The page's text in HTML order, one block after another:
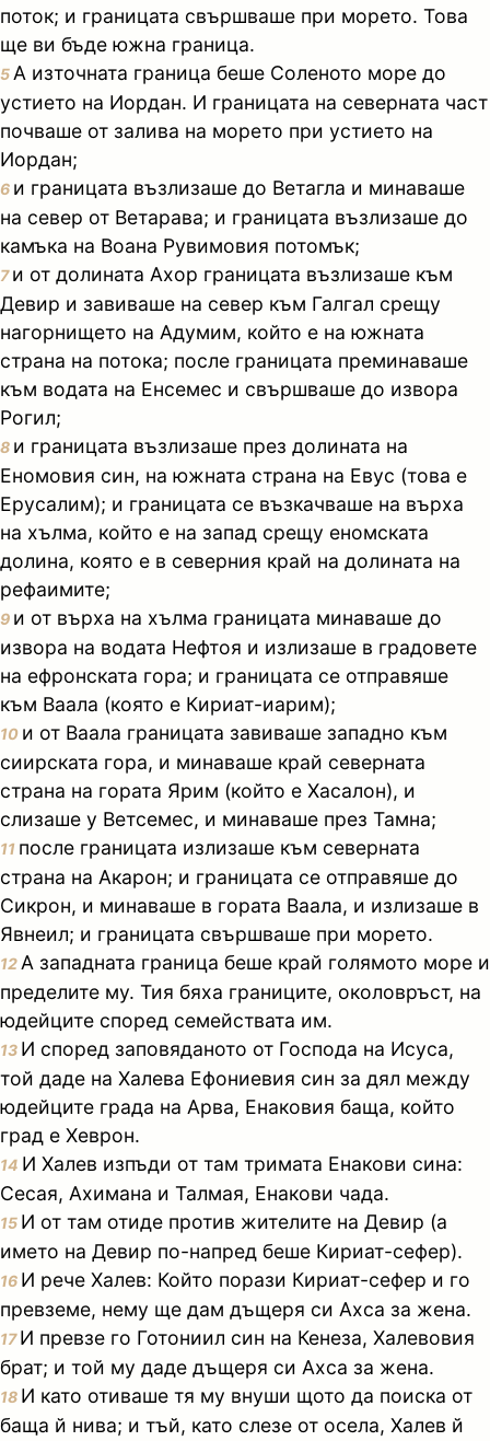
поток; и границата свършваше при морето. Това
ще ви бъде южна граница.
5 А източната граница беше Соленото море до
устието на Иордан. И границата на северната част
почваше от залива на морето при устието на
Иордан;
6 и границата възлизаше до Ветагла и минаваше
на север от Ветарава; и границата възлизаше до
камъка на Воана Рувимовия потомък;
7и от долината Ахор границата възлизаше към
Девир и завиваше на север към Галгал срещу
нагорнището на Адумим, който е на южната
страна на потока; после границата преминаваше
към водата на Енсемес и свършваше до извора
Рогил;
8 и границата възлизаше през долината на
Еномовия син, на южната страна на Евус (това е
Ерусалим); и границата се възкачваше на върха
на хълма, който е на запад срещу еномската
долина, която е в северния край на долината на
рефаимите;
9 и от върха на хълма границата минаваше до
извора на водата Нефтоя и излизаше в градовете
на ефронската гора; и границата се отправяше
към Ваала (която е Кириат-иарим);
10 и от Ваала границата завиваше западно към
сиирската гора, и минаваше край северната
страна на гората Ярим (който е Хасалон), и
слизаше у Ветсемес, и минаваше през Тамна;
11 после границата излизаше към северната
страна на Акарон; и границата се отправяше до
Сикрон, и минаваше в гората Ваала, и излизаше в
Явнеил; и границата свършваше при морето.
12 А западната граница беше край голямото море и
пределите му. Тия бяха границите, околовръст, на
юдейците според семействата им.
13 И според заповяданото от Господа на Исуса,
той даде на Халева Ефониевия син за дял между
юдейците града на Арва, Енаковия баща, който
град е Хеврон.
14 И Халев изпъди от там тримата Енакови сина:
Сесая, Ахимана и Талмая, Енакови чада.
15 И от там отиде против жителите на Девир (а
името на Девир по-напред беше Кириат-сефер).
16 И рече Халев: Който порази Кириат-сефер и го
превземе, нему ще дам дъщеря си Ахса за жена.
17И превзе го Готониил син на Кенеза, Халевовия
брат; и той му даде дъщеря си Ахса за жена.
18 И като отиваше тя му внуши щото да поиска от
баща й нива; и тъй, като слезе от осела, Халев й